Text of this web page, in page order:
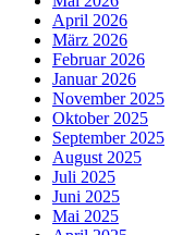
April 2026
März 2026
Februar 2026
Januar 2026
November 2025
Oktober 2025
September 2025
August 2025
Juli 2025
Juni 2025
Mai 2025